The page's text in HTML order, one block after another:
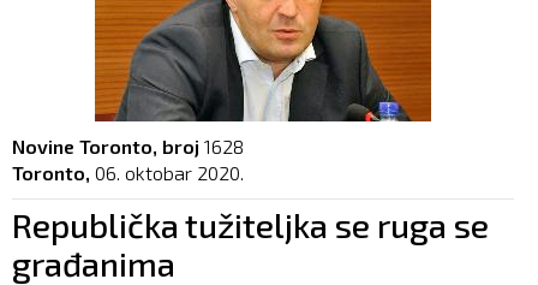
Novine Toronto, broj 1628
Toronto, 06. oktobar 2020.
Republička tužiteljka se ruga se
građanima